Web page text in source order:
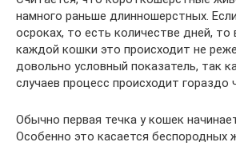
намного раньше длинношерстных.
осроках, то есть количестве дней, то
каждой кошки это происходит не
довольно условный показатель, так
случаев процесс происходит гораздо
Обычно первая течка у кошек
Особенно это касается беспородных